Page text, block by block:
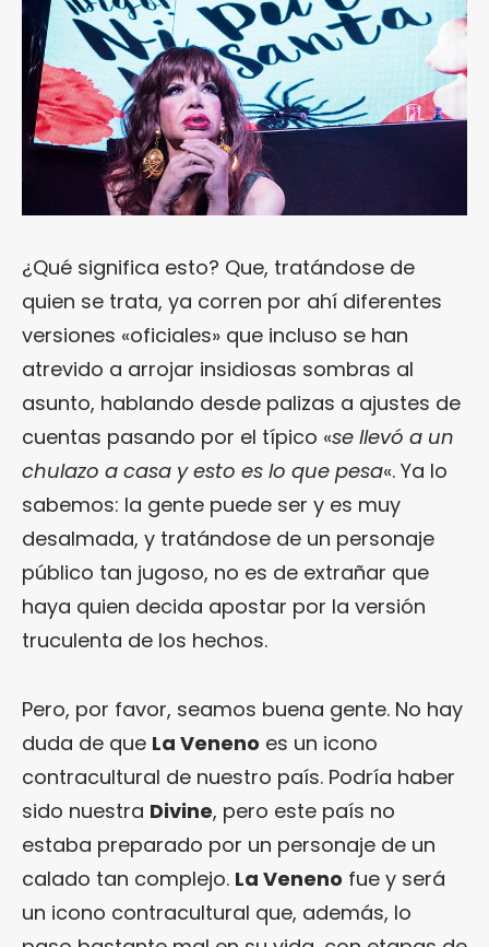
¿Qué significa esto? Que, tratándose de
quien se trata, ya corren por ahí diferentes
versiones «oficiales» que incluso se han
atrevido a arrojar insidiosas sombras al
asunto, hablando desde palizas a ajustes de
cuentas pasando por el típico «se llevó a un
chulazo a casa y esto es lo que pesa«. Ya lo
sabemos: la gente puede ser y es muy
desalmada, y tratándose de un personaje
público tan jugoso, no es de extrañar que
haya quien decida apostar por la versión
truculenta de los hechos.
Pero, por favor, seamos buena gente. No hay
duda de que La Veneno es un icono
contracultural de nuestro país. Podría haber
sido nuestra Divine, pero este país no
estaba preparado por un personaje de un
calado tan complejo. La Veneno fue y será
un icono contracultural que, además, lo